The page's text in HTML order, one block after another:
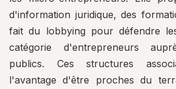
d'information juridique, des
fait du lobbying pour défendre
catégorie d'entrepreneurs
publics. Ces structures
l'avantage d'être proches du